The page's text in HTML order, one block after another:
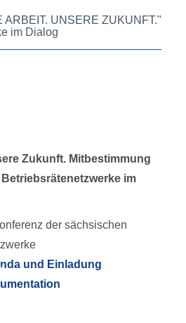
ARBEIT. UNSERE ZUKUNFT."
im Dialog
Zukunft. Mitbestimmung
im
der sächsischen
und Einladung